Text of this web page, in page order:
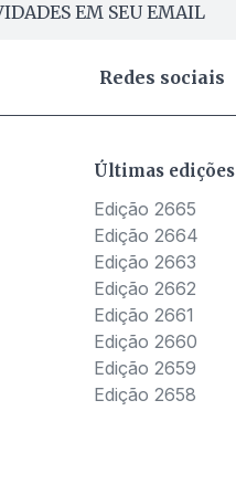
EM SEU EMAIL
Redes sociais
Últimas edições
Edição 2665
Edição 2664
Edição 2663
Edição 2662
Edição 2661
Edição 2660
Edição 2659
Edição 2658